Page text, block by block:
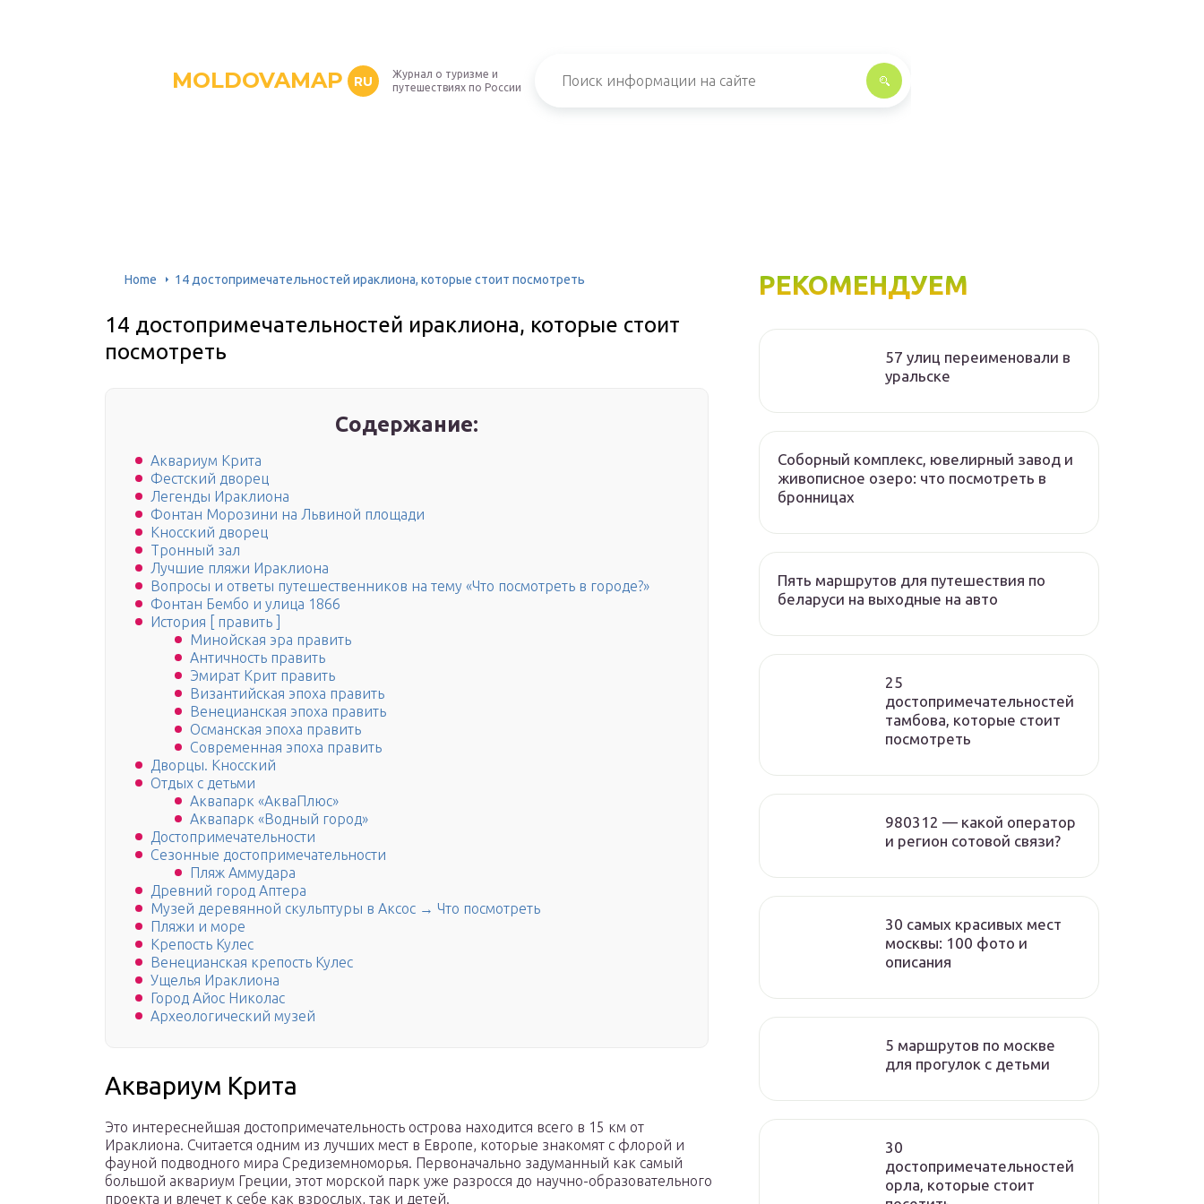
MOLDOVAMAP RU
Журнал о туризме и
путешествиях по России
Home 14 достопримечательностей ираклиона, которые стоит посмотреть
14 достопримечательностей ираклиона, которые стоит
посмотреть
Содержание:
Аквариум Крита
Фестский дворец
Легенды Ираклиона
Фонтан Морозини на Львиной площади
Кносский дворец
Тронный зал
Лучшие пляжи Ираклиона
Вопросы и ответы путешественников на тему «Что посмотреть в городе?»
Фонтан Бембо и улица 1866
История [ править ]
Минойская эра править
Античность править
Эмират Крит править
Византийская эпоха править
Венецианская эпоха править
Османская эпоха править
Современная эпоха править
Дворцы. Кносский
Отдых с детьми
Аквапарк «АкваПлюс»
Аквапарк «Водный город»
Достопримечательности
Сезонные достопримечательности
Пляж Аммудара
Древний город Аптера
Музей деревянной скульптуры в Аксос → Что посмотреть
Пляжи и море
Крепость Кулес
Венецианская крепость Кулес
Ущелья Ираклиона
Город Айос Николас
Археологический музей
Аквариум Крита
Это интереснейшая достопримечательность острова находится всего в 15 км от
Ираклиона. Считается одним из лучших мест в Европе, которые знакомят с флорой и
фауной подводного мира Средиземноморья. Первоначально задуманный как самый
большой аквариум Греции, этот морской парк уже разросся до научно-образовательного
проекта и влечет к себе как взрослых, так и детей.
РЕКОМЕНДУЕМ
57 улиц переименовали в
уральске
Соборный комплекс, ювелирный завод и
живописное озеро: что посмотреть в
бронницах
Пять маршрутов для путешествия по
беларуси на выходные на авто
25
достопримечательностей
тамбова, которые стоит
посмотреть
980312 — какой оператор
и регион сотовой связи?
30 самых красивых мест
москвы: 100 фото и
описания
5 маршрутов по москве
для прогулок с детьми
30
достопримечательностей
орла, которые стоит